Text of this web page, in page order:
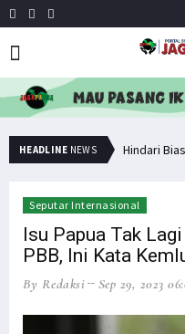
HEADLINE NEWS
Seputar Internasional
Isu Papua Tak
PBB, Ini Kata
By Redaksi Sep 29, 2023